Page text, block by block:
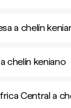
a chelín
chelín keniano
Central a